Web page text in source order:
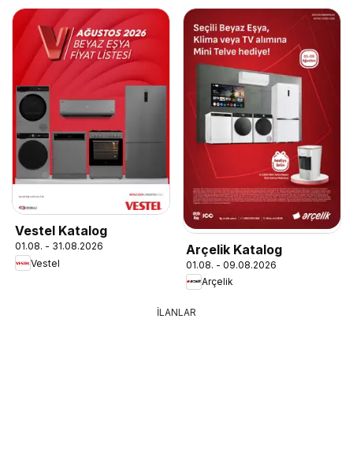
Vestel Katalog
01.08. - 31.08.2026
Vestel
Arçelik Katalog
01.08. - 09.08.2026
Arçelik
İLANLAR